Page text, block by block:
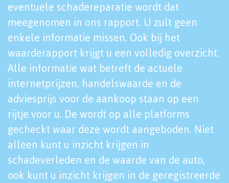
eventuele schadereparatie wordt dat
meegenomen in ons rapport. U zult geen
enkele informatie missen. Ook bij het
waarderapport krijgt u een volledig overzicht.
Alle informatie wat betreft de actuele
internetprijzen, handelswaarde en de
adviesprijs voor de aankoop staan op een
rijtje voor u. De wordt op alle platforms
gecheckt waar deze wordt aangeboden. Niet
alleen kunt u inzicht krijgen in
schadeverleden en de waarde van de auto,
ook kunt u inzicht krijgen in de geregistreerde